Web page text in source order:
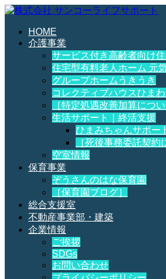
HOME
介護事業
サービス付き高齢者向け
住宅型有料老人ホーム 元
グループホームうきうき
コレクティブハウスひまわ
［特定処遇改善加算につい
生活サポート｜終活支援
ひまみちゃんサポー
［死後事務委託契約
空室情報
保育事業
ぞうさんのはな保育園
［保育園ブログ］
総合支援室
不動産事業部・建築
企業情報
ご挨拶
SDGs
お問い合わせ